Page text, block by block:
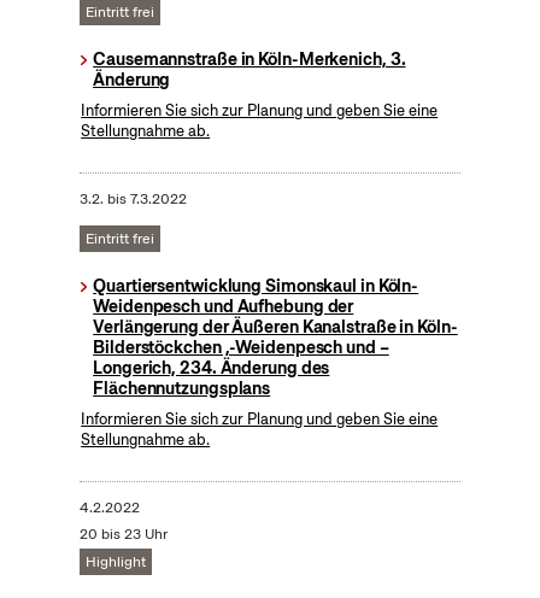
Eintritt frei
Causemannstraße in Köln-Merkenich, 3.
Änderung
Informieren Sie sich zur Planung und geben Sie eine
Stellungnahme ab.
3.2. bis7.3.2022
Eintritt frei
Quartiersentwicklung Simonskaul in Köln-
Weidenpesch und Aufhebung der
Verlängerung der Äußeren Kanalstraße in Köln-
Bilderstöckchen ,-Weidenpesch und –
Longerich, 234. Änderung des
Flächennutzungsplans
Informieren Sie sich zur Planung und geben Sie eine
Stellungnahme ab.
4.2.2022
20 bis 23 Uhr
Highlight